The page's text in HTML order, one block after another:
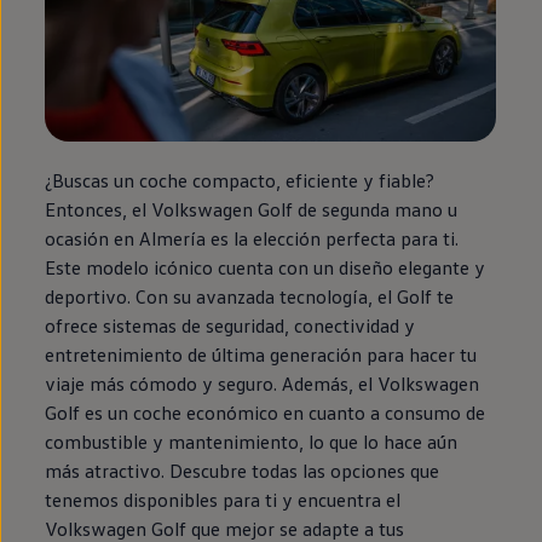
¿Buscas un coche compacto, eficiente y fiable?
Entonces, el Volkswagen Golf de segunda mano u
ocasión en Almería es la elección perfecta para ti.
Este modelo icónico cuenta con un diseño elegante y
deportivo. Con su avanzada tecnología, el Golf te
ofrece sistemas de seguridad, conectividad y
entretenimiento de última generación para hacer tu
viaje más cómodo y seguro. Además, el Volkswagen
Golf es un coche económico en cuanto a consumo de
combustible y mantenimiento, lo que lo hace aún
más atractivo. Descubre todas las opciones que
tenemos disponibles para ti y encuentra el
Volkswagen Golf que mejor se adapte a tus